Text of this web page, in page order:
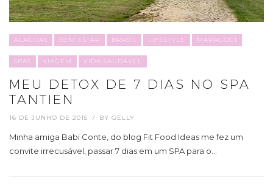
ALAGOAS BEM ESTAR BRASIL LIFESTYLE MARAGOGI
SPAS VIAGEM VIDA SAUDÁVEL
MEU DETOX DE 7 DIAS NO SPA
TANTIEN
16 DE JUNHO DE 2015 BY GELLY
Minha amiga Babi Conte, do blog Fit Food Ideas me fez um
convite irrecusável, passar 7 dias em um SPA para o…